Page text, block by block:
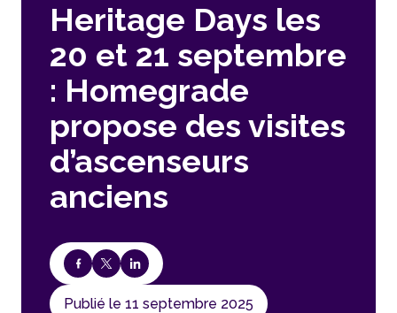
Heritage Days les
20 et 21 septembre
: Homegrade
propose des visites
d’ascenseurs
anciens
Publié le 11 septembre 2025